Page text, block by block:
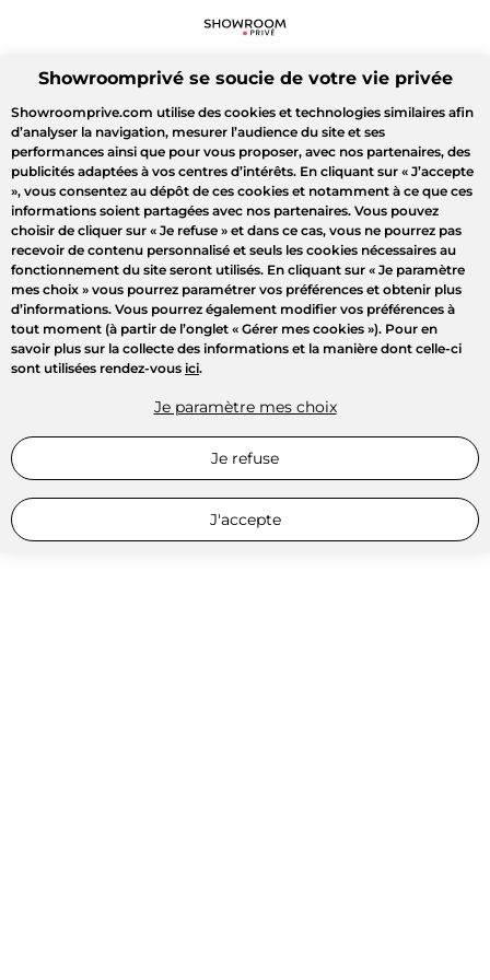
Showroomprivé se soucie de votre vie privée
Showroomprive.com utilise des cookies et technologies similaires afin
d’analyser la navigation, mesurer l’audience du site et ses
performances ainsi que pour vous proposer, avec nos partenaires, des
publicités adaptées à vos centres d’intérêts. En cliquant sur « J’accepte
», vous consentez au dépôt de ces cookies et notamment à ce que ces
informations soient partagées avec nos partenaires. Vous pouvez
choisir de cliquer sur « Je refuse » et dans ce cas, vous ne pourrez pas
recevoir de contenu personnalisé et seuls les cookies nécessaires au
fonctionnement du site seront utilisés. En cliquant sur « Je paramètre
mes choix » vous pourrez paramétrer vos préférences et obtenir plus
d’informations. Vous pourrez également modifier vos préférences à
tout moment (à partir de l’onglet « Gérer mes cookies »). Pour en
savoir plus sur la collecte des informations et la manière dont celle-ci
sont utilisées rendez-vous ici.
Je paramètre mes choix
Je refuse
J'accepte